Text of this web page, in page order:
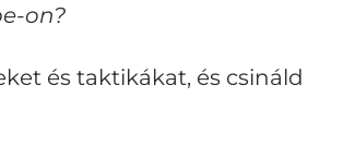
on?
és taktikákat, és csináld